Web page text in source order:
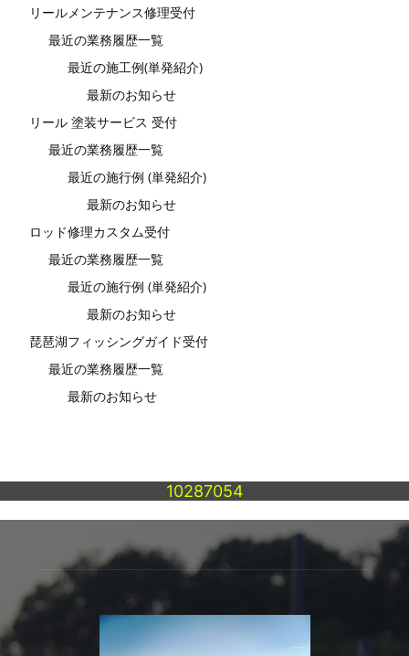
リールメンテナンス修理受付
最近の業務履歴一覧
最近の施工例(単発紹介)
最新のお知らせ
リール 塗装サービス 受付
最近の業務履歴一覧
最近の施行例 (単発紹介)
最新のお知らせ
ロッド修理カスタム受付
最近の業務履歴一覧
最近の施行例 (単発紹介)
最新のお知らせ
琵琶湖フィッシングガイド受付
最近の業務履歴一覧
最新のお知らせ
10287054